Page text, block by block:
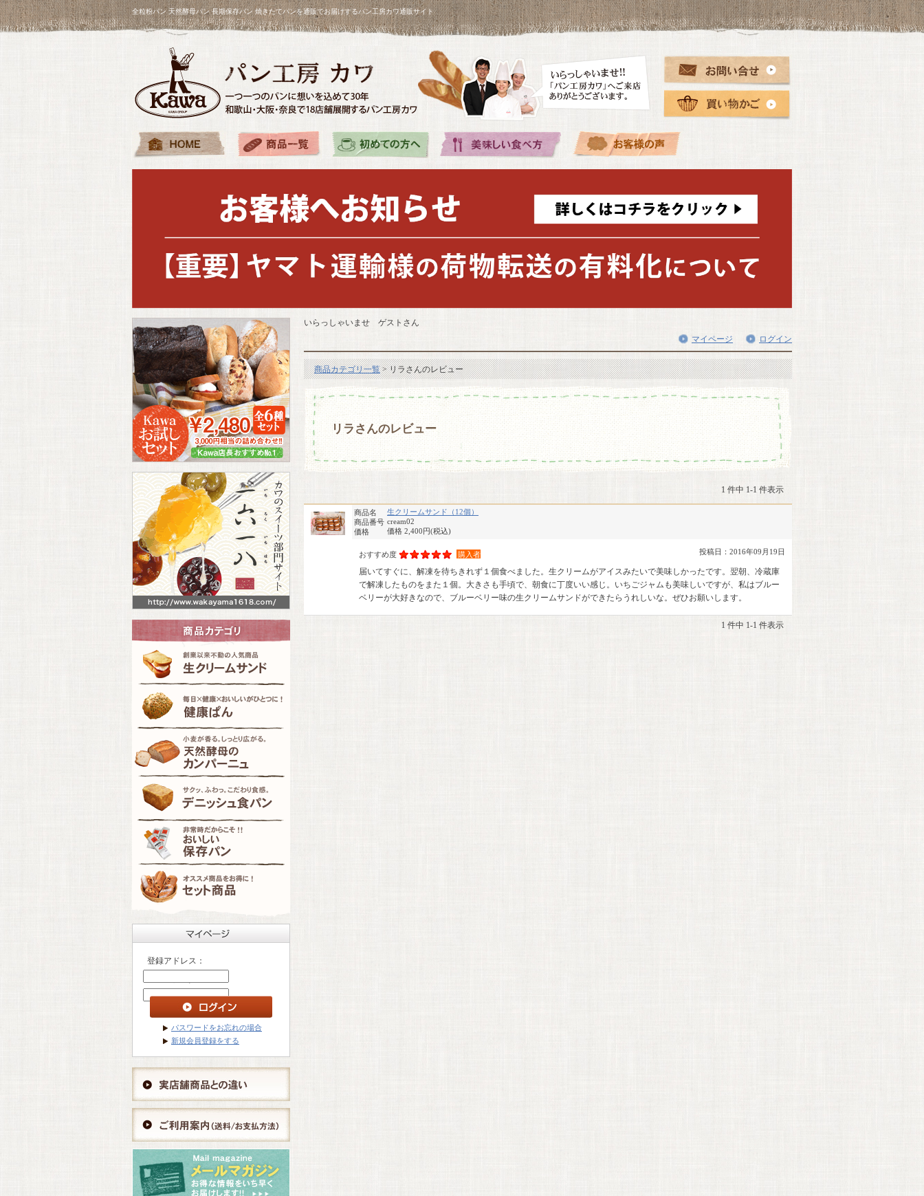
全粒粉パン 天然酵母パン 長期保存パン 焼きたてパンを通販でお届けするパン工房カワ通販サイト
登録アドレス：
パスワードをお忘れの場合
新規会員登録をする
いらっしゃいませ ゲストさん
マイページ
ログイン
商品カテゴリ一覧> リラさんのレビュー
リラさんのレビュー
1 件中 1-1 件表示
商品名
生クリームサンド（12個）
商品番号 cream02
価格
価格 2,400円(税込)
投稿日：2016年09月19日
おすすめ度 購入者
届いてすぐに、解凍を待ちきれず１個食べました。生クリームがアイスみたいで美味しかったです。翌朝、冷蔵庫
で解凍したものをまた１個。大きさも手頃で、朝食に丁度いい感じ。いちごジャムも美味しいですが、私はブルー
ベリーが大好きなので、ブルーベリー味の生クリームサンドができたらうれしいな。ぜひお願いします。
1 件中 1-1 件表示